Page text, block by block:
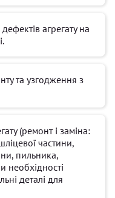
агрегату на
та узгодження з
(ремонт і заміна:
частини,
пильника,
необхідності
деталі для